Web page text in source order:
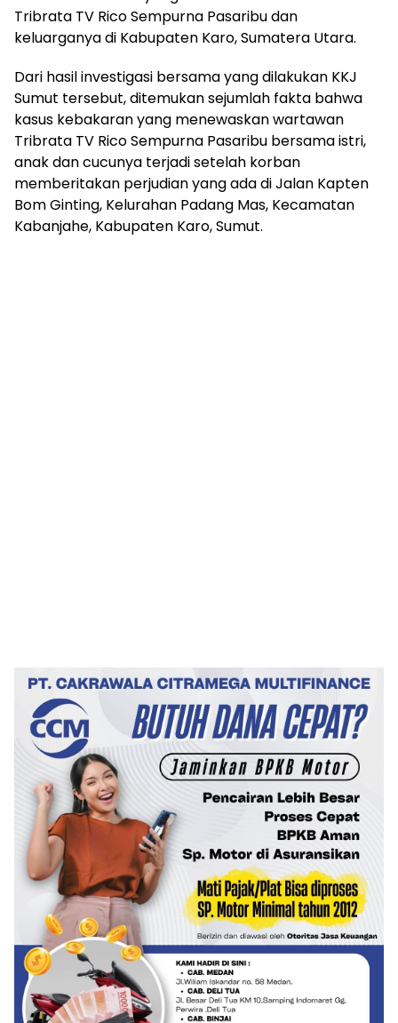
Tribrata TV Rico Sempurna Pasaribu dan
keluarganya di Kabupaten Karo, Sumatera Utara.
Dari hasil investigasi bersama yang dilakukan KKJ
Sumut tersebut, ditemukan sejumlah fakta bahwa
kasus kebakaran yang menewaskan wartawan
Tribrata TV Rico Sempurna Pasaribu bersama istri,
anak dan cucunya terjadi setelah korban
memberitakan perjudian yang ada di Jalan Kapten
Bom Ginting, Kelurahan Padang Mas, Kecamatan
Kabanjahe, Kabupaten Karo, Sumut.